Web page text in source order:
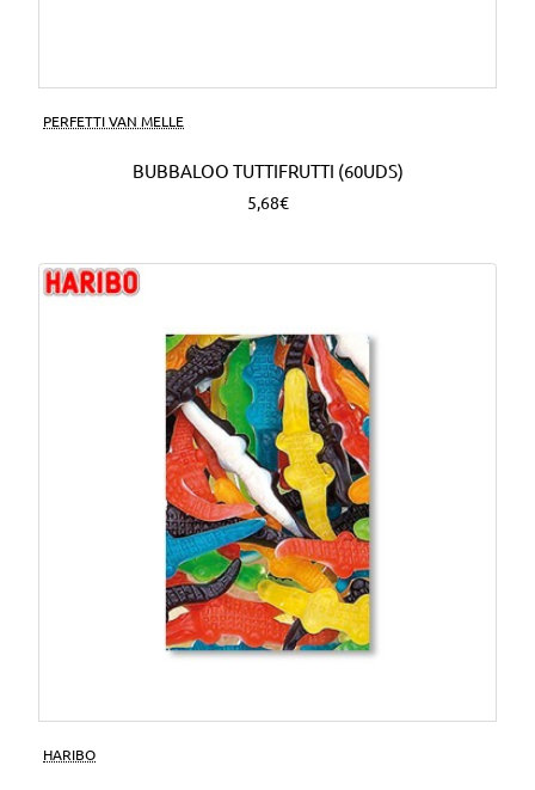
PERFETTI VAN MELLE
BUBBALOO TUTTIFRUTTI (60UDS)
5,68€
HARIBO